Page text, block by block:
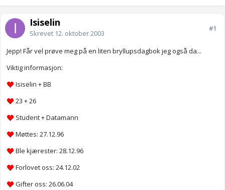
Isiselin
Skrevet 12. oktober 2003
#1
Jepp! Får vel prøve meg på en liten bryllupsdagbok jeg også da...
Viktig informasjon:
Isiselin + BB
23 + 26
Student + Datamann
Møttes: 27.12.96
Ble kjærester: 28.12.96
Forlovet oss: 24.12.02
Gifter oss: 26.06.04